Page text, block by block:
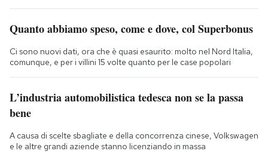
Quanto abbiamo speso, come e dove, col Superbonus
Ci sono nuovi dati, ora che è quasi esaurito: molto nel Nord Italia,
comunque, e per i villini 15 volte quanto per le case popolari
L’industria automobilistica tedesca non se la passa
bene
A causa di scelte sbagliate e della concorrenza cinese, Volkswagen
e le altre grandi aziende stanno licenziando in massa